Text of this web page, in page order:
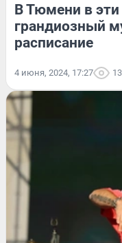
В Тюмени в
грандиозный
расписание
4 июня, 2024, 17:27